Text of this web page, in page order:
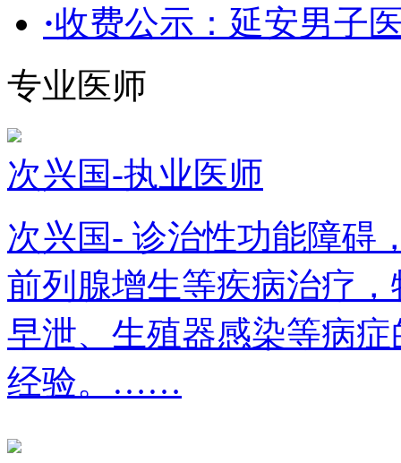
·收费公示：延安男子
专业医师
次兴国-执业医师
次兴国- 诊治性功能障碍
前列腺增生等疾病治疗
早泄、生殖器感染等病
经验。……